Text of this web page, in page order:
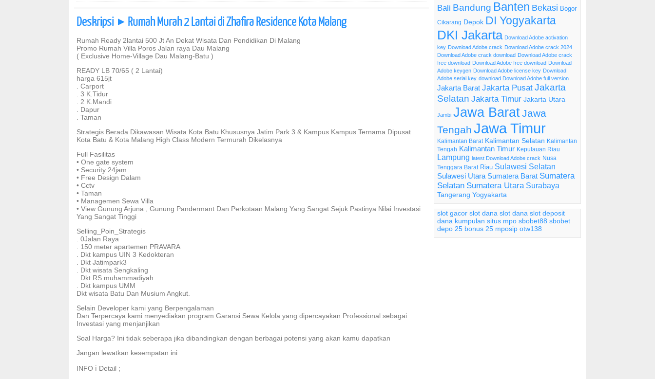
Deskripsi ] Rumah Murah 2 Lantai di Zhafira Residence Kota Malang
Rumah Ready 2lantai 500 Jt An Dekat Wisata Dan Pendidikan Di Malang
Promo Rumah Villa Poros Jalan raya Dau Malang
( Exclusive Home-Village Dau Malang-Batu )
READY LB 70/65 ( 2 Lantai)
harga 615jt
. Carport
. 3 K.Tidur
. 2 K.Mandi
. Dapur
. Taman
Strategis Berada Dikawasan Wisata Kota Batu Khususnya Jatim Park 3 & Kampus Kampus Ternama Dipusat
Kota Batu & Kota Malang High Class Modern Termurah Dikelasnya
Full Fasilitas
• One gate system
• Security 24jam
• Free Design Dalam
• Cctv
• Taman
• Managemen Sewa Villa
• View Gunung Arjuna , Gunung Pandermant Dan Perkotaan Malang Yang Sangat Sejuk Pastinya Nilai Investasi
Yang Sangat Tinggi
Selling_Poin_Strategis
. 0Jalan Raya
. 150 meter apartemen PRAVARA
. Dkt kampus UIN 3 Kedokteran
. Dkt Jatimpark3
. Dkt wisata Sengkaling
. Dkt RS muhammadiyah
. Dkt kampus UMM
Dkt wisata Batu Dan Musium Angkut.
Selain Developer kami yang Berpengalaman
Dan Terpercaya kami menyediakan program Garansi Sewa Kelola yang dipercayakan Professional sebagai
Investasi yang menjanjikan
Soal Harga? Ini tidak seberapa jika dibandingkan dengan berbagai potensi yang akan kamu dapatkan
Jangan lewatkan kesempatan ini
INFO ℹ Detail ;
Bali Bandung Banten Bekasi Bogor
Cikarang Depok DI Yogyakarta
DKI Jakarta Download Adobe activation
key Download Adobe crack Download Adobe crack 2024
Download Adobe crack download Download Adobe crack
free download Download Adobe free download Download
Adobe keygen Download Adobe license key Download
Adobe serial key download Download Adobe full version
Jakarta Barat Jakarta Pusat Jakarta
Selatan Jakarta Timur Jakarta Utara
Jambi Jawa BaratJawa
Tengah Jawa Timur
Kalimantan Barat Kalimantan Selatan Kalimantan
Tengah Kalimantan Timur Kepulauan Riau
Lampung latest Download Adobe crack Nusa
Tenggara Barat Riau Sulawesi Selatan
Sulawesi Utara Sumatera Barat Sumatera
Selatan Sumatera Utara Surabaya
Tangerang Yogyakarta
slot gacor slot dana slot dana slot deposit
dana kumpulan situs mpo sbobet88 sbobet
depo 25 bonus 25 mposip otw138